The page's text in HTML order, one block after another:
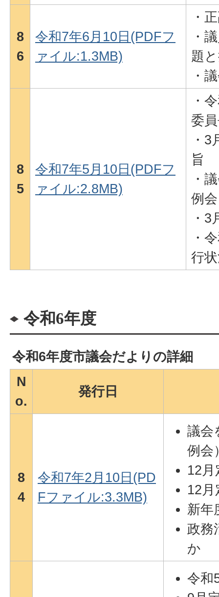
8
6
令和7年6月10日(PDFフ
ァイル:1.3MB)
・
・
題
・
8
5
令和7年5月10日(PDFフ
ァイル:2.8MB)
・
委
・
旨
・
例
・
・
行
令和6年度
令和6年度市議会だよりの詳細
N
o.
発行日
8
4
令和7年2月10日(PD
Fファイル:3.3MB)
議会
例会
12
12
新年
政務
か
令和